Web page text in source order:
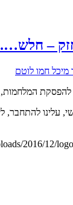
–
מיכל חמו לוטם
להפסקת
עלינו להתחבר,
2016/12/